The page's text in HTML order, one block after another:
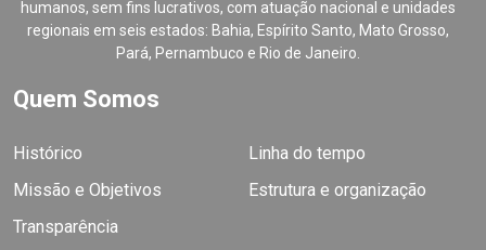
humanos, sem fins lucrativos, com atuação nacional e unidades
regionais em seis estados: Bahia, Espírito Santo, Mato Grosso,
Pará, Pernambuco e Rio de Janeiro.
Quem Somos
Histórico
Linha do tempo
Missão e Objetivos
Estrutura e organização
Transparência